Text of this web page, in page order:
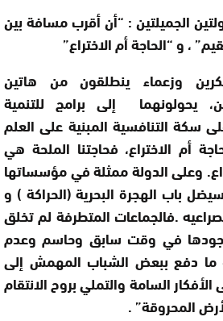
الجميلتين : “أن أقرب مسافة بين
، و “الحاجة أم الاختراع”
وزعماء ينطلقون من هاتين
يحولونهما إلى برامج للتنمية
سكة التنافسية المبنية على العلم
أم الاختراع، فحاجتنا الملحة هي
وعلى الدولة ممثلة في مؤسساتها
باب الهجرة البحرية (الحراكة ) و
.فالجماعات المتطرفة لم تخلق
في وقت سابق وحاسم وعدم
ما دفع ببعض الشباب المهمش إلى
السامة والتملي بروح الانتقام
المحروقة” .